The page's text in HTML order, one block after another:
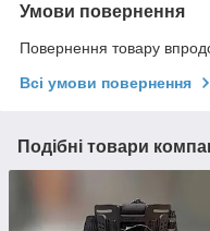
Умови повернення
Повернення товару
Всі умови повернення
Подібні товари